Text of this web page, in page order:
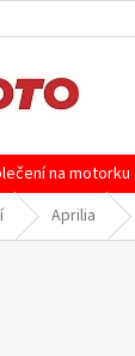
na motorku
Aprilia